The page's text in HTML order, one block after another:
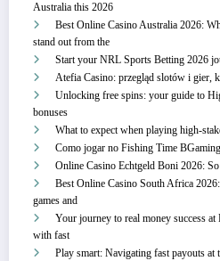
Australia this 2026
Best Online Casino Australia 2026:
stand out from the
Start your NRL Sports Betting 2026
Atefia Casino: przegląd slotów i gier,
Unlocking free spins: your guide to
bonuses
What to expect when playing high-
Como jogar no Fishing Time
Online Casino Echtgeld Boni 2026:
Best Online Casino South Africa
games and
Your journey to real money success
with fast
Play smart: Navigating fast payouts at